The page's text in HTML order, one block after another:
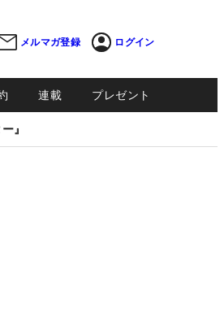
メルマガ登録 ログイン
連載 プレゼント
』